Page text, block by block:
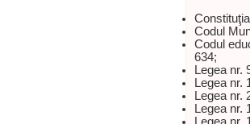
Codul
Codul
634;
Legea nr.
Legea nr.
Legea nr.
Legea nr.